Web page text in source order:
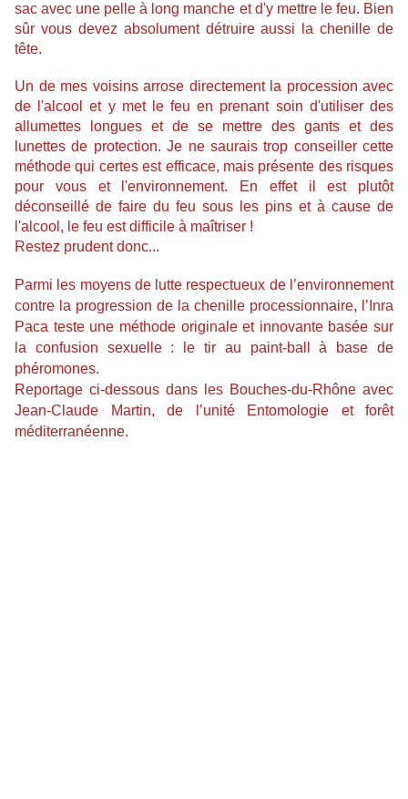
sac avec une pelle à long manche et d'y mettre le feu. Bien
sûr vous devez absolument détruire aussi la chenille de
tête.
Un de mes voisins arrose directement la procession avec
de l'alcool et y met le feu en prenant soin d'utiliser des
allumettes longues et de se mettre des gants et des
lunettes de protection. Je ne saurais trop conseiller cette
méthode qui certes est efficace, mais présente des risques
pour vous et l'environnement. En effet il est plutôt
déconseillé de faire du feu sous les pins et à cause de
l'alcool, le feu est difficile à maîtriser !
Restez prudent donc...
Parmi les moyens de lutte respectueux de l’environnement
contre la progression de la chenille processionnaire, l’Inra
Paca teste une méthode originale et innovante basée sur
la confusion sexuelle : le tir au paint-ball à base de
phéromones.
Reportage ci-dessous dans les Bouches-du-Rhône avec
Jean-Claude Martin, de l’unité Entomologie et forêt
méditerranéenne.